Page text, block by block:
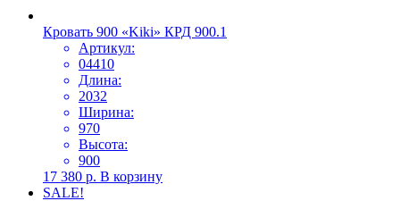
Кровать 900 «Kiki» КРД 900.1
Артикул:
04410
Длина:
2032
Ширина:
970
Высота:
900
17 380 р. В корзину
SALE!